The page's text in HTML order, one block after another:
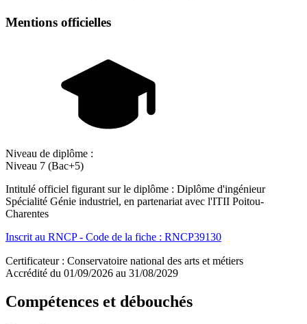
Mentions officielles
Niveau de diplôme :
Niveau 7 (Bac+5)
Intitulé officiel figurant sur le diplôme : Diplôme d'ingénieur
Spécialité Génie industriel, en partenariat avec l'ITII Poitou-
Charentes
Inscrit au RNCP - Code de la fiche : RNCP39130
Certificateur : Conservatoire national des arts et métiers
Accrédité du 01/09/2026 au 31/08/2029
Compétences et débouchés